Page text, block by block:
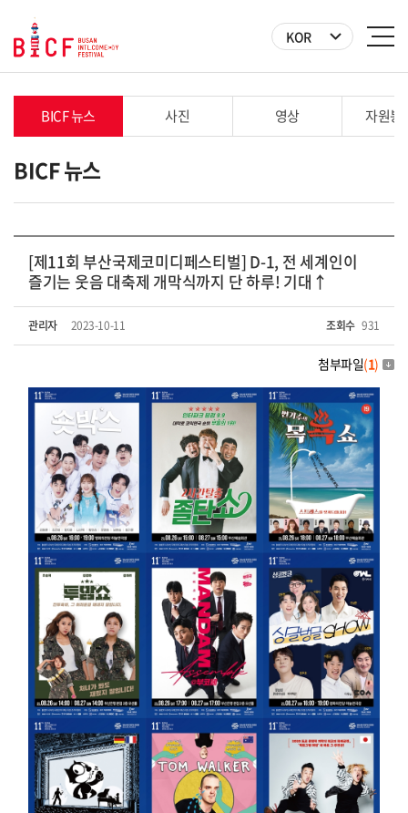
KOR
BICF 뉴스 사진 영상 자원봉
BICF 뉴스
[제11회 부산국제코미디페스티벌] D-1, 전 세계인이
즐기는 웃음 대축제 개막식까지 단 하루! 기대↑
관리자 2023-10-11 조회수 931
첨부파일(1)